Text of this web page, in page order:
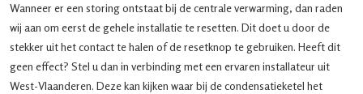
Wanneer er een storing ontstaat bij de centrale verwarming, dan raden
wij aan om eerst de gehele installatie te resetten. Dit doet u door de
stekker uit het contact te halen of de resetknop te gebruiken. Heeft dit
geen effect? Stel u dan in verbinding met een ervaren installateur uit
West-Vlaanderen. Deze kan kijken waar bij de condensatieketel het